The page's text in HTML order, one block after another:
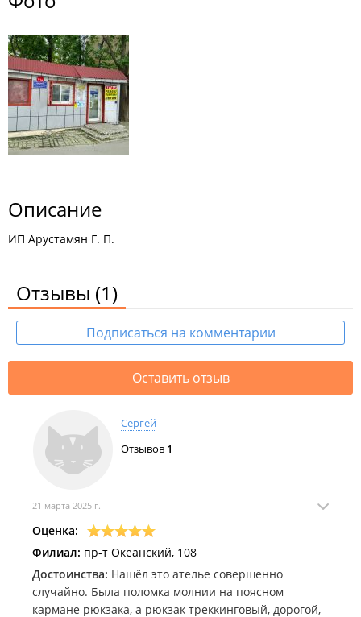
Описание
ИП Арустамян Г. П.
Отзывы (1)
Подписаться на комментарии
Оставить отзыв
Сергей
Отзывов 1
21 марта 2025 г.
Оценка:
Филиал: пр-т Океанский, 108
Достоинства: Нашёл это ателье совершенно
случайно. Была поломка молнии на поясном
кармане рюкзака, а рюкзак треккинговый, дорогой,